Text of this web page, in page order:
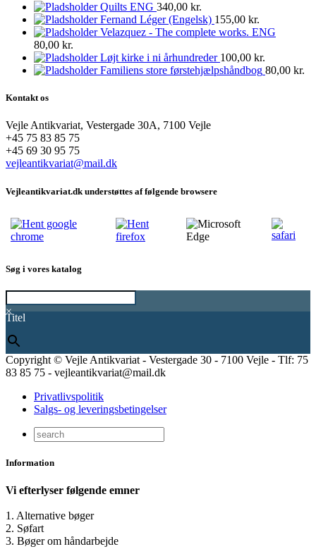
Quilts ENG 340,00 kr.
Fernand Léger (Engelsk) 155,00 kr.
Velazquez - The complete works. ENG
80,00 kr.
Løjt kirke i ni århundreder 100,00 kr.
Familiens store førstehjælpshåndbog 80,00 kr.
Kontakt os
Vejle Antikvariat, Vestergade 30A, 7100 Vejle
+45 75 83 85 75
+45 69 30 95 75
vejleantikvariat@mail.dk
Vejleantikvariat.dk understøttes af følgende browsere
Søg i vores katalog
×
Titel
Copyright © Vejle Antikvariat - Vestergade 30 - 7100 Vejle - Tlf: 75
83 85 75 - vejleantikvariat@mail.dk
Privatlivspolitik
Salgs- og leveringsbetingelser
Information
Vi efterlyser følgende emner
1. Alternative bøger
2. Søfart
3. Bøger om håndarbejde